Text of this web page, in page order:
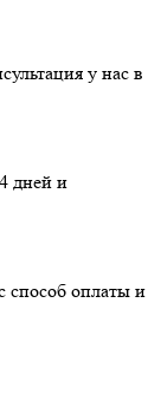
у нас в
дней и
способ оплаты и